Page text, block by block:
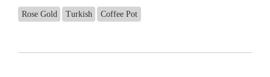
Rose Gold Turkish Coffee Pot